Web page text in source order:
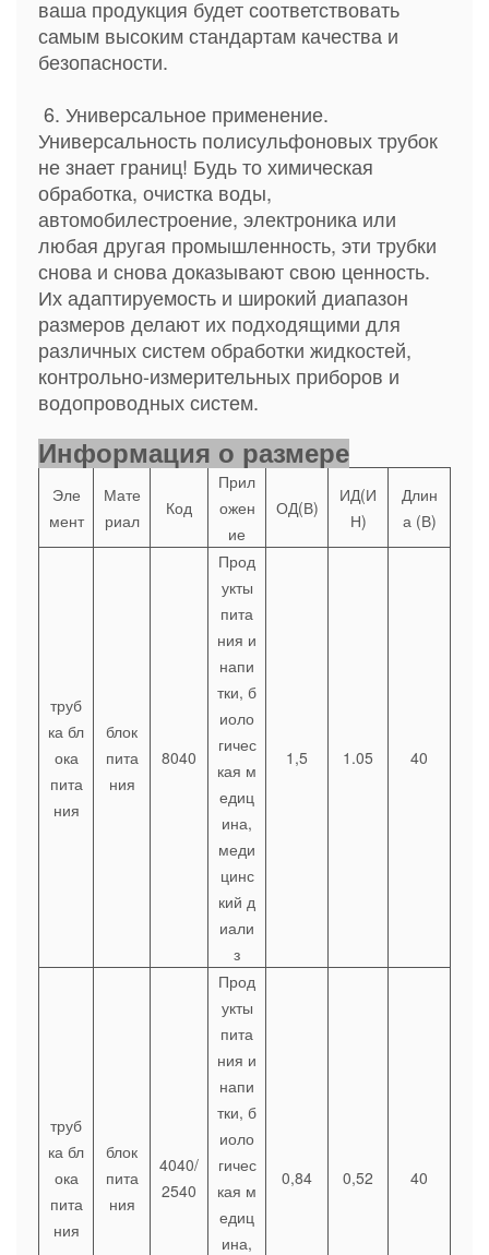
ваша продукция будет соответствовать
самым высоким стандартам качества и
безопасности.
6. Универсальное применение.
Универсальность полисульфоновых трубок
не знает границ! Будь то химическая
обработка, очистка воды,
автомобилестроение, электроника или
любая другая промышленность, эти трубки
снова и снова доказывают свою ценность.
Их адаптируемость и широкий диапазон
размеров делают их подходящими для
различных систем обработки жидкостей,
контрольно-измерительных приборов и
водопроводных систем.
Информация о размере
Эле
мент
Мате
риал
Код
Прил
ожен
ие
ОД(В)
ИД(И
Н)
Длин
а (В)
труб
ка бл
ока
пита
ния
блок
пита
ния
8040
Прод
укты
пита
ния и
напи
тки, б
иоло
гичес
кая м
едиц
ина,
меди
цинс
кий д
иали
з
1,5 1.05 40
труб
ка бл
ока
пита
ния
блок
пита
ния
4040/
2540
Прод
укты
пита
ния и
напи
тки, б
иоло
гичес
кая м
едиц
ина,
0,84 0,52 40